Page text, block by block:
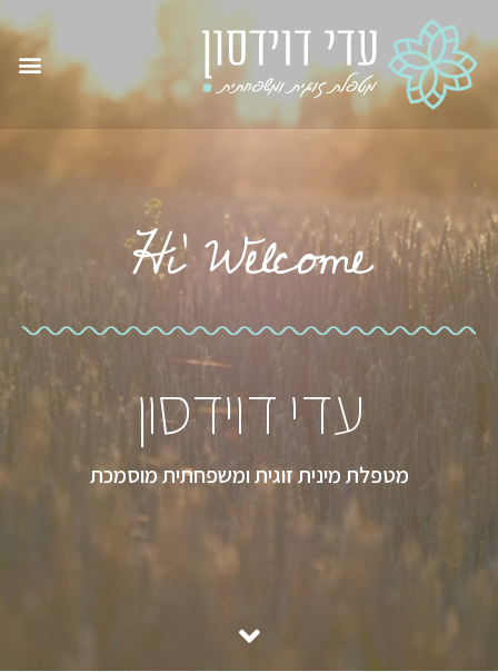
Hi' Welcome
עדי דוידסון
מטפלת מינית זוגית ומשפחתית מוסמכת